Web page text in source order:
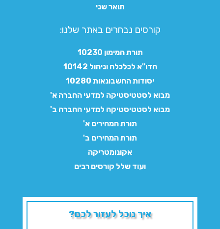
תואר שני
קורסים נבחרים באתר שלנו:​
תורת המימון 10230
חדו"א לכלכלה וניהול 10142
יסודות החשבונאות 10280
מבוא לסטטיסטיקה למדעי החברה א'
מבוא לסטטיסטיקה למדעי החברה ב'
תורת המחירים א'
תורת המחירים ב'
אקונומטריקה
ועוד שלל קורסים רבים
איך נוכל לעזור לכם?